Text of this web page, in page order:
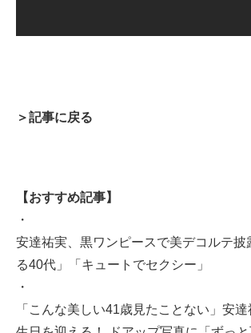
＞記事に戻る
【おすすめ記事】
・
安達祐実、黒ワンピースで美デコルテ披
る40代」「キュートでセクシー」
・
「こんな美しい41歳見たことない」安